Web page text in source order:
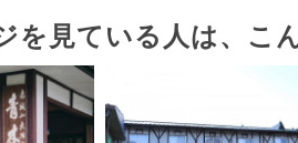
を見ている人は、こ